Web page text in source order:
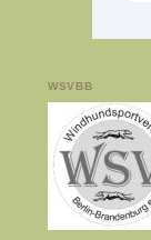
WSVBB